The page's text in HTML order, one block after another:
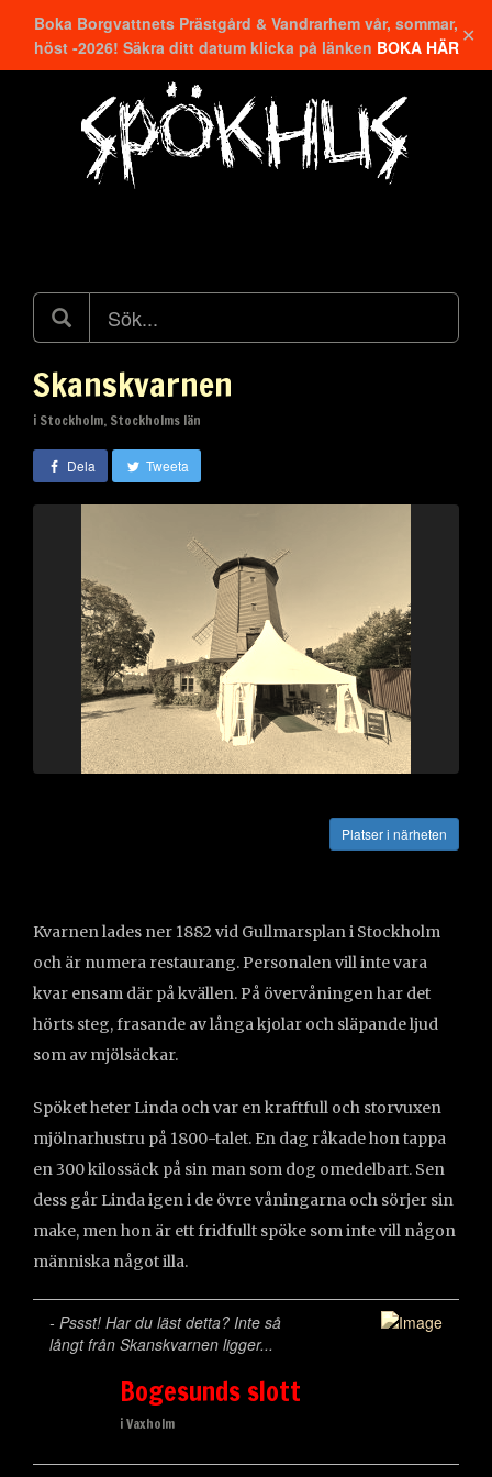
Boka Borgvattnets Prästgård & Vandrarhem vår, sommar,
höst -2026! Säkra ditt datum klicka på länken BOKA HÄR ✕
Skanskvarnen
i Stockholm, Stockholms län
Dela Tweeta
Platser i närheten
Kvarnen lades ner 1882 vid Gullmarsplan i Stockholm
och är numera restaurang. Personalen vill inte vara
kvar ensam där på kvällen. På övervåningen har det
hörts steg, frasande av långa kjolar och släpande ljud
som av mjölsäckar.
Spöket heter Linda och var en kraftfull och storvuxen
mjölnarhustru på 1800-talet. En dag råkade hon tappa
en 300 kilossäck på sin man som dog omedelbart. Sen
dess går Linda igen i de övre våningarna och sörjer sin
make, men hon är ett fridfullt spöke som inte vill någon
människa något illa.
- Pssst! Har du läst detta? Inte så
långt från Skanskvarnen ligger...
Bogesunds slott
i Vaxholm